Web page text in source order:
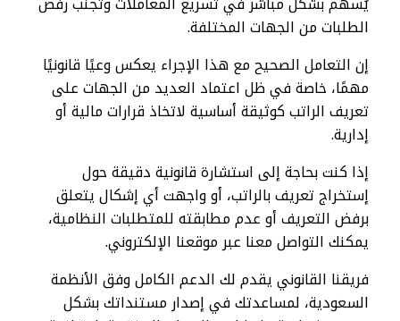
الطلبات من الجهات المختلفة.
إن التعامل الصحيح مع هذا الإجراء يعكس وعيًا قانونيًا
مهمًا، خاصة في ظل اعتماد العديد من الجهات على
تعريف الراتب كوثيقة أساسية لاتخاذ قرارات مالية أو
إدارية.
إذا كنت بحاجة إلى استشارة قانونية دقيقة حول
إستخراج تعريف بالراتب، أو واجهت أي إشكال يتعلق
برفض التعريف أو عدم مطابقته للمتطلبات النظامية،
يمكنك التواصل معنا عبر موقعنا الإلكتروني.
فريقنا القانوني يقدم لك الدعم الكامل وفق الأنظمة
السعودية، لمساعدتك في إصدار مستنداتك بشكل